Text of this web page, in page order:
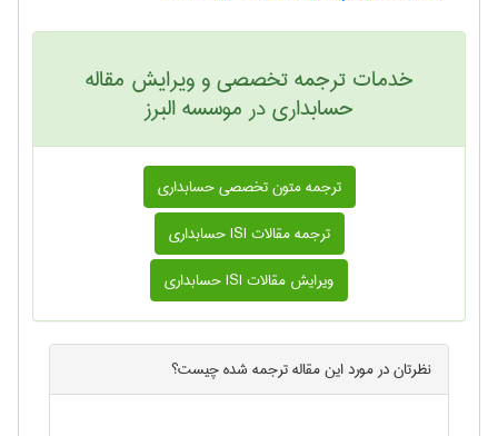
خدمات ترجمه تخصصی و ویرایش مقاله
حسابداری در موسسه البرز
ترجمه متون تخصصی حسابداری
ترجمه مقالات ISI حسابداری
ویرایش مقالات ISI حسابداری
نظرتان در مورد اینمقاله ترجمه شدهچیست؟